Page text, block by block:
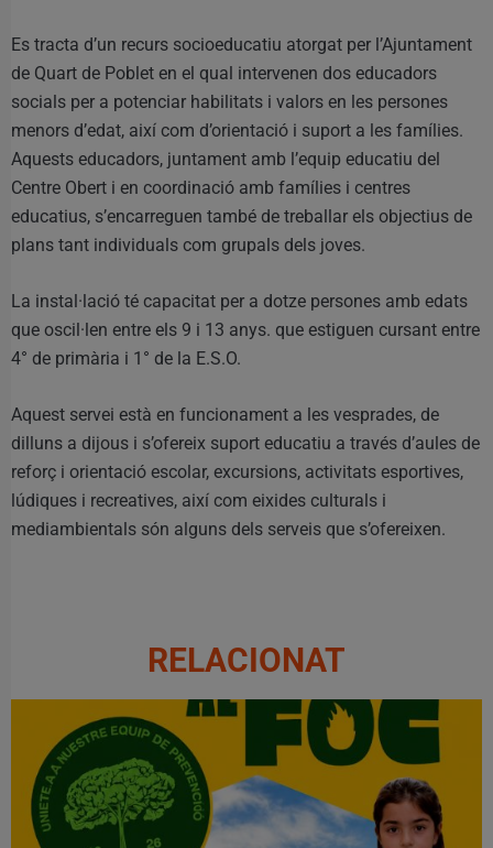
Es tracta d’un recurs socioeducatiu atorgat per l’Ajuntament
de Quart de Poblet en el qual intervenen dos educadors
socials per a potenciar habilitats i valors en les persones
menors d’edat, així com d’orientació i suport a les famílies.
Aquests educadors, juntament amb l’equip educatiu del
Centre Obert i en coordinació amb famílies i centres
educatius, s’encarreguen també de treballar els objectius de
plans tant individuals com grupals dels joves.
La instal·lació té capacitat per a dotze persones amb edats
que oscil·len entre els 9 i 13 anys. que estiguen cursant entre
4° de primària i 1° de la E.S.O.
Aquest servei està en funcionament a les vesprades, de
dilluns a dijous i s’ofereix suport educatiu a través d’aules de
reforç i orientació escolar, excursions, activitats esportives,
lúdiques i recreatives, així com eixides culturals i
mediambientals són alguns dels serveis que s’ofereixen.
RELACIONAT